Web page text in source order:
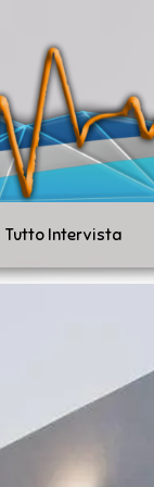
Tutto Intervista